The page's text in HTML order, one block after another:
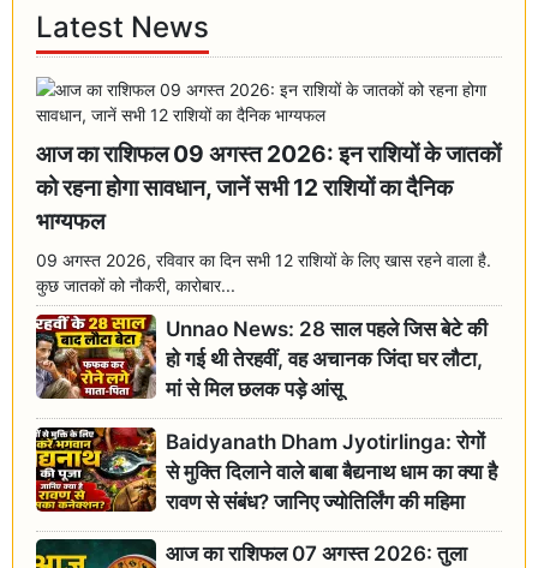
Latest News
आज का राशिफल 09 अगस्त 2026: इन राशियों के जातकों
को रहना होगा सावधान, जानें सभी 12 राशियों का दैनिक
भाग्यफल
09 अगस्त 2026, रविवार का दिन सभी 12 राशियों के लिए खास रहने वाला है.
कुछ जातकों को नौकरी, कारोबार...
Unnao News: 28 साल पहले जिस बेटे की
हो गई थी तेरहवीं, वह अचानक जिंदा घर लौटा,
मां से मिल छलक पड़े आंसू
Baidyanath Dham Jyotirlinga: रोगों
से मुक्ति दिलाने वाले बाबा बैद्यनाथ धाम का क्या है
रावण से संबंध? जानिए ज्योतिर्लिंग की महिमा
आज का राशिफल 07 अगस्त 2026: तुला